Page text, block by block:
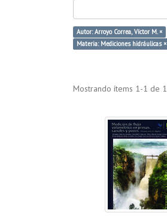
Autor: Arroyo Correa, Víctor M. ×
Materia: Mediciones hidráulicas ×
Mostrando ítems 1-1 de 1